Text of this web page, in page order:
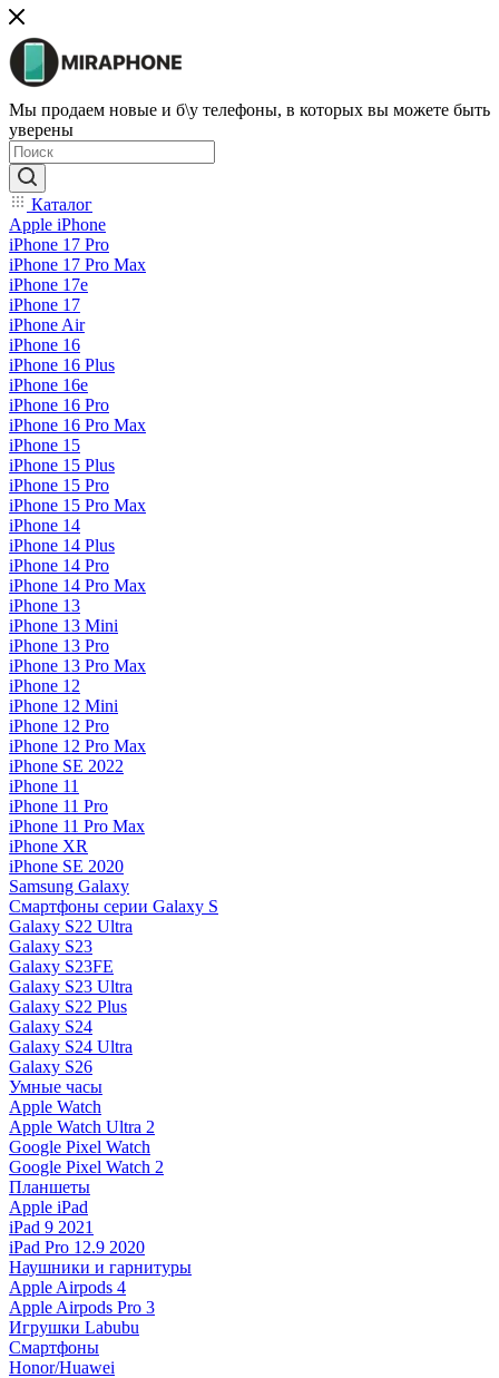
Мы продаем новые и б\у телефоны, в которых вы можете быть
уверены
Каталог
Apple iPhone
iPhone 17 Pro
iPhone 17 Pro Max
iPhone 17e
iPhone 17
iPhone Air
iPhone 16
iPhone 16 Plus
iPhone 16e
iPhone 16 Pro
iPhone 16 Pro Max
iPhone 15
iPhone 15 Plus
iPhone 15 Pro
iPhone 15 Pro Max
iPhone 14
iPhone 14 Plus
iPhone 14 Pro
iPhone 14 Pro Max
iPhone 13
iPhone 13 Mini
iPhone 13 Pro
iPhone 13 Pro Max
iPhone 12
iPhone 12 Mini
iPhone 12 Pro
iPhone 12 Pro Max
iPhone SE 2022
iPhone 11
iPhone 11 Pro
iPhone 11 Pro Max
iPhone XR
iPhone SE 2020
Samsung Galaxy
Смартфоны серии Galaxy S
Galaxy S22 Ultra
Galaxy S23
Galaxy S23FE
Galaxy S23 Ultra
Galaxy S22 Plus
Galaxy S24
Galaxy S24 Ultra
Galaxy S26
Умные часы
Apple Watch
Apple Watch Ultra 2
Google Pixel Watch
Google Pixel Watch 2
Планшеты
Apple iPad
iPad 9 2021
iPad Pro 12.9 2020
Наушники и гарнитуры
Apple Airpods 4
Apple Airpods Pro 3
Игрушки Labubu
Смартфоны
Honor/Huawei